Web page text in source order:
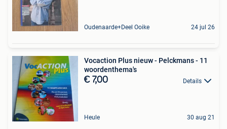
Oudenaarde+Deel Ooike 24 jul 26
Vocaction Plus nieuw - Pelckmans - 11
woordenthema's
€ 7,00 Details
Heule 30 aug 21